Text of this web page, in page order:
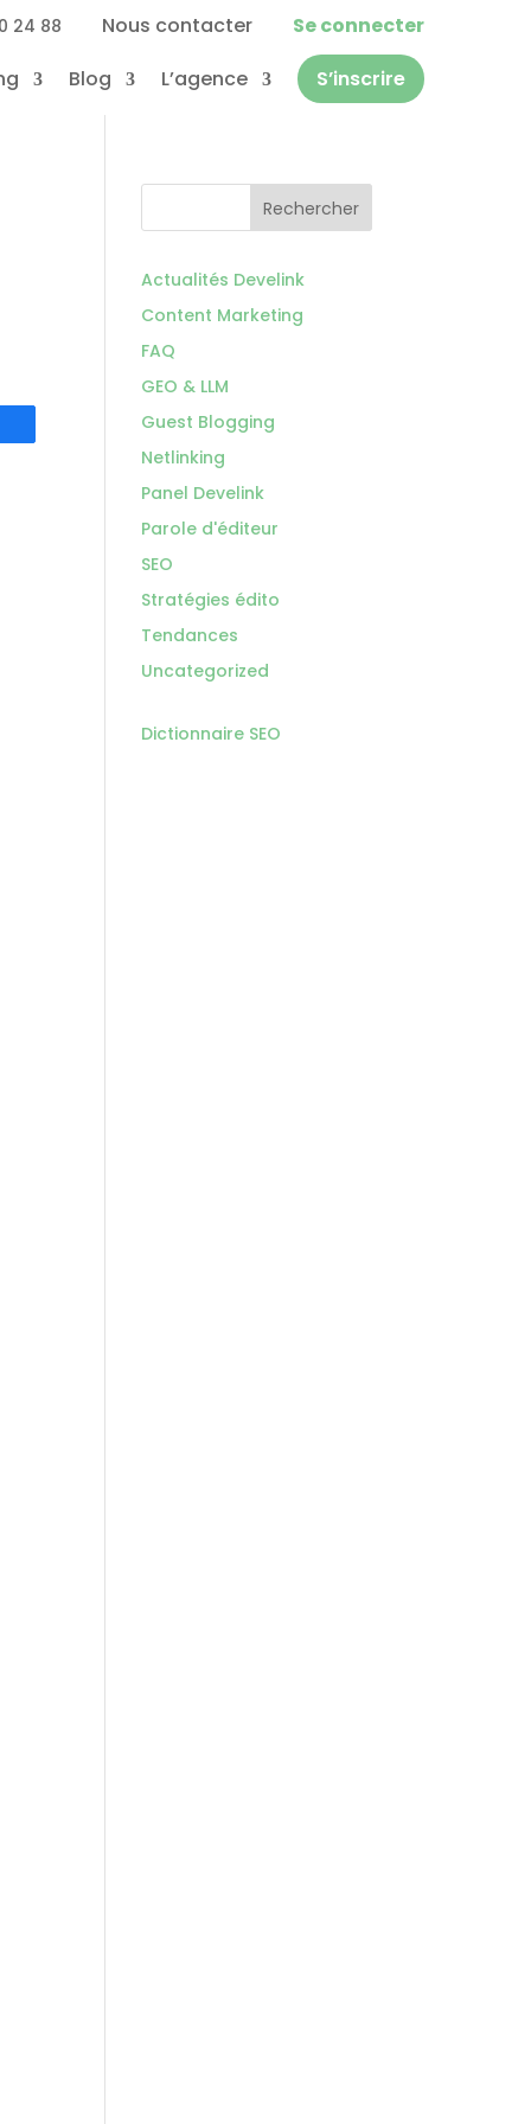
24 88 Nous contacter
Se connecter
Blog L’agence S’inscrire
Rechercher
Actualités Develink
Content Marketing
FAQ
GEO & LLM
Guest Blogging
Netlinking
Panel Develink
Parole d'éditeur
SEO
Stratégies édito
Tendances
Uncategorized
Dictionnaire SEO